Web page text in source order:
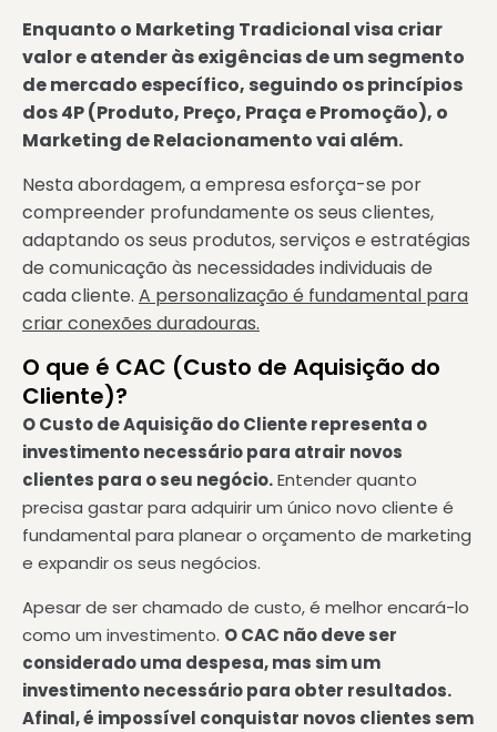
Enquanto o Marketing Tradicional visa criar
valor e atender às exigências de um segmento
de mercado específico, seguindo os princípios
dos 4P (Produto, Preço, Praça e Promoção), o
Marketing de Relacionamento vai além.
Nesta abordagem, a empresa esforça-se por
compreender profundamente os seus clientes,
adaptando os seus produtos, serviços e estratégias
de comunicação às necessidades individuais de
cada cliente. A personalização é fundamental para
criar conexões duradouras.
O que é CAC (Custo de Aquisição do
Cliente)?
O Custo de Aquisição do Cliente representa o
investimento necessário para atrair novos
clientes para o seu negócio.Entender quanto
precisa gastar para adquirir um único novo cliente é
fundamental para planear o orçamento de marketing
e expandir os seus negócios.
Apesar de ser chamado de custo, é melhor encará-lo
como um investimento. O CAC não deve ser
considerado uma despesa, mas sim um
investimento necessário para obter resultados.
Afinal, é impossível conquistar novos clientes sem